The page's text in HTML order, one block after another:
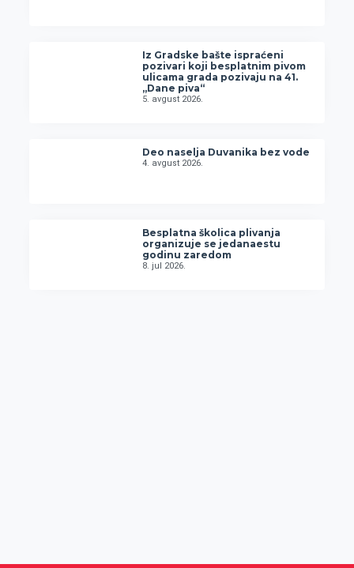
Iz Gradske bašte ispraćeni
pozivari koji besplatnim pivom
ulicama grada pozivaju na 41.
„Dane piva“
5. avgust 2026.
Deo naselja Duvanika bez vode
4. avgust 2026.
Besplatna školica plivanja
organizuje se jedanaestu
godinu zaredom
8. jul 2026.